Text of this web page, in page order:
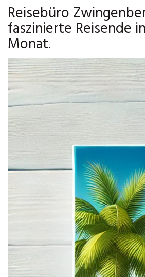
Reisebüro
faszinierte Reisende
Monat.